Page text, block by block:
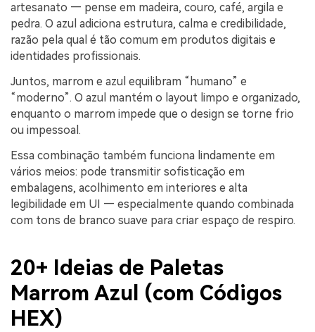
artesanato — pense em madeira, couro, café, argila e
pedra. O azul adiciona estrutura, calma e credibilidade,
razão pela qual é tão comum em produtos digitais e
identidades profissionais.
Juntos, marrom e azul equilibram “humano” e
“moderno”. O azul mantém o layout limpo e organizado,
enquanto o marrom impede que o design se torne frio
ou impessoal.
Essa combinação também funciona lindamente em
vários meios: pode transmitir sofisticação em
embalagens, acolhimento em interiores e alta
legibilidade em UI — especialmente quando combinada
com tons de branco suave para criar espaço de respiro.
20+ Ideias de Paletas
Marrom Azul (com Códigos
HEX)